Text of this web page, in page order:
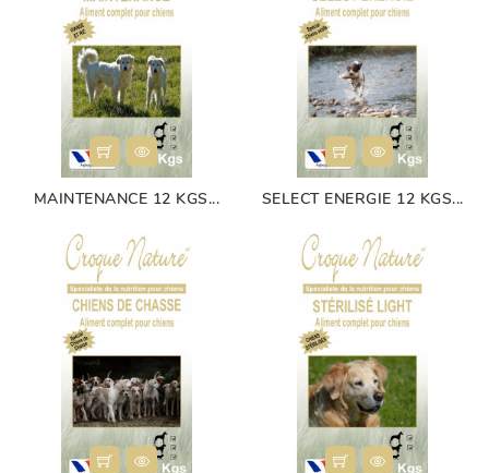
MAINTENANCE 12 KGS... SELECT ENERGIE 12 KGS...